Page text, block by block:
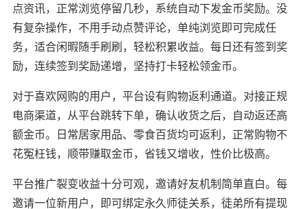
点资讯，正常浏览停留几秒，系统自动下发金币奖励。没
有复杂操作，不用手动点赞评论，单纯浏览即可完成任
务，适合闲暇随手刷刷，轻松积累收益。每日还有签到奖
励，连续签到奖励递增，坚持打卡轻松领金币。
对于喜欢网购的用户，平台设有购物返利通道。对接正规
电商渠道，从平台跳转下单，确认收货之后，自动返还高
额金币。日常居家用品、零食百货均可返利，正常购物不
花冤枉钱，顺带赚取金币，省钱又增收，性价比极高。
平台推广裂变收益十分可观，邀请好友机制简单直白。每
邀请一位新用户，即可绑定永久师徒关系，徒弟所有提现